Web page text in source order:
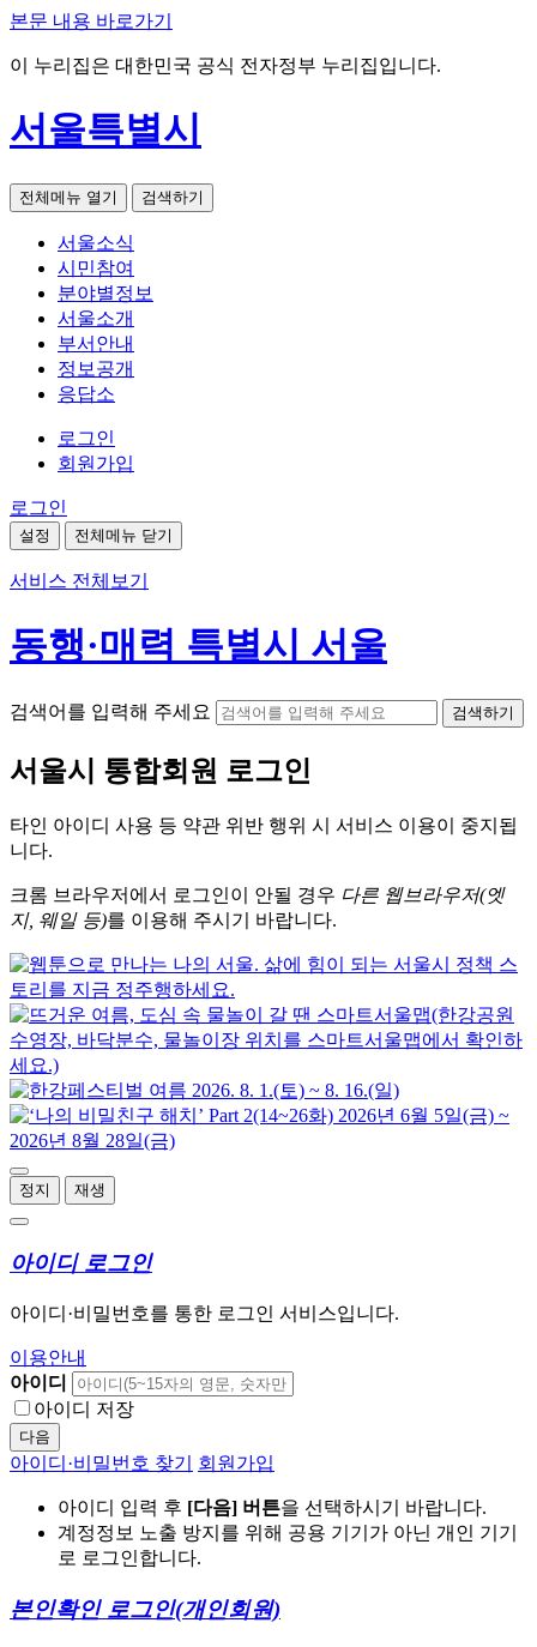
본문 내용 바로가기
이 누리집은 대한민국 공식 전자정부 누리집입니다.
서울특별시
전체메뉴 열기 검색하기
서울소식
시민참여
분야별정보
서울소개
부서안내
정보공개
응답소
로그인
회원가입
로그인
설정 전체메뉴 닫기
서비스 전체보기
동행·매력 특별시 서울
검색어를 입력해 주세요 검색하기
서울시 통합회원 로그인
타인 아이디 사용 등 약관 위반 행위 시 서비스 이용이 중지됩
니다.
크롬 브라우저에서 로그인이 안될 경우 다른 웹브라우저(엣
지, 웨일 등)를 이용해 주시기 바랍니다.
정지 재생
아이디 로그인
아이디·비밀번호를 통한 로그인 서비스입니다.
이용안내
아이디
아이디 저장
다음
아이디·비밀번호 찾기 회원가입
아이디 입력 후 [다음] 버튼을 선택하시기 바랍니다.
계정정보 노출 방지를 위해 공용 기기가 아닌 개인 기기
로 로그인합니다.
본인확인 로그인(개인회원)